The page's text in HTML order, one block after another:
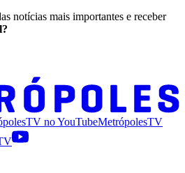
notícias mais importantes e receber
noYouTubeMetrópolesTV